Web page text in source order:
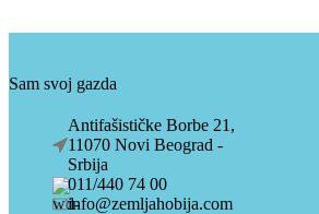
Sam svoj gazda
Antifašističke Borbe 21,
11070 Novi Beograd -
Srbija
011/440 74 00
info@zemljahobija.com